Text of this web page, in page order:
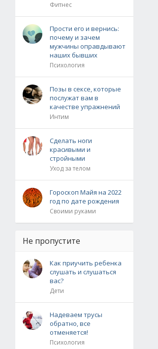
Фитнес
Прости его и вернись:
почему и зачем
мужчины оправдывают
наших бывших
Психология
Позы в сексе, которые
послужат вам в
качестве упражнений
Интим
Сделать ноги
красивыми и
стройными
Уход за телом
Гороскоп Майя на 2022
год по дате рождения
Своими руками
Не пропустите
Как приучить ребенка
слушать и слушаться
вас?
Дети
Надеваем трусы
обратно, все
отменяется!
Психология